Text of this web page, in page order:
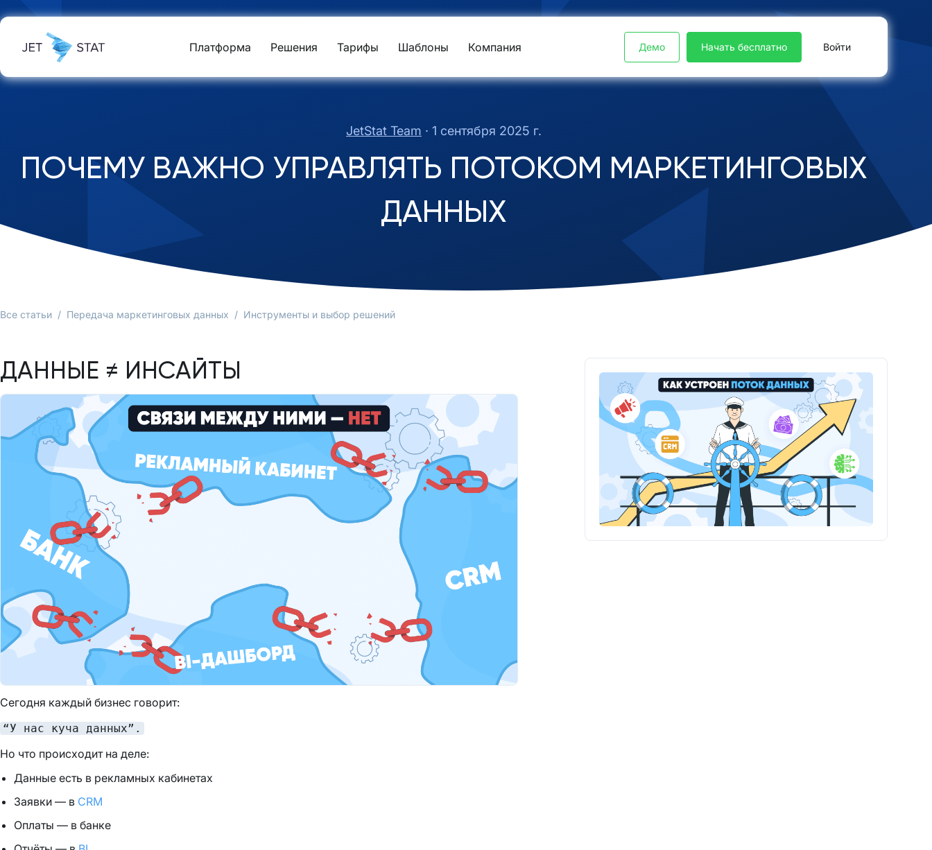
Платформа Решения Тарифы Шаблоны Компания Демо Начать бесплатно Войти
JetStat Team · 1 сентября 2025 г.
ПОЧЕМУ ВАЖНО УПРАВЛЯТЬ ПОТОКОМ МАРКЕТИНГОВЫХ
ДАННЫХ
Все статьи / Передача маркетинговых данных / Инструменты и выбор решений
ДАННЫЕ ≠ ИНСАЙТЫ
Сегодня каждый бизнес говорит:
“У нас куча данных”.
Но что происходит на деле:
Данные есть в рекламных кабинетах
Заявки — в CRM
Оплаты — в банке